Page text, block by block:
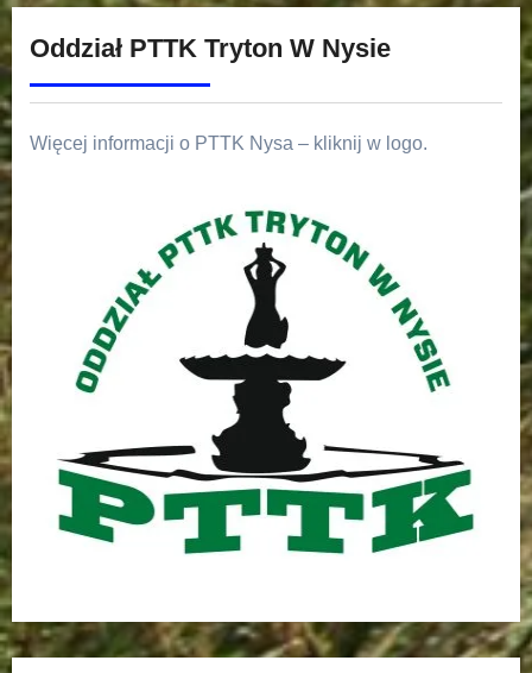
Oddział PTTK Tryton W Nysie
Więcej informacji o PTTK Nysa – kliknij w logo.